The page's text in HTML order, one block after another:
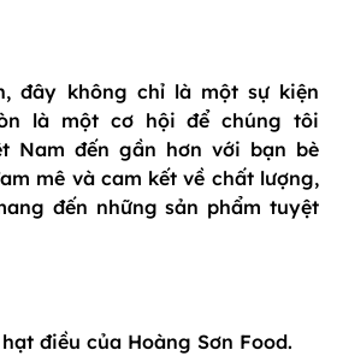
đây không chỉ là một sự kiện
là một cơ hội để chúng tôi
Nam đến gần hơn với bạn bè
mê và cam kết về chất lượng,
đến những sản phẩm tuyệt
điều của Hoàng Sơn Food.